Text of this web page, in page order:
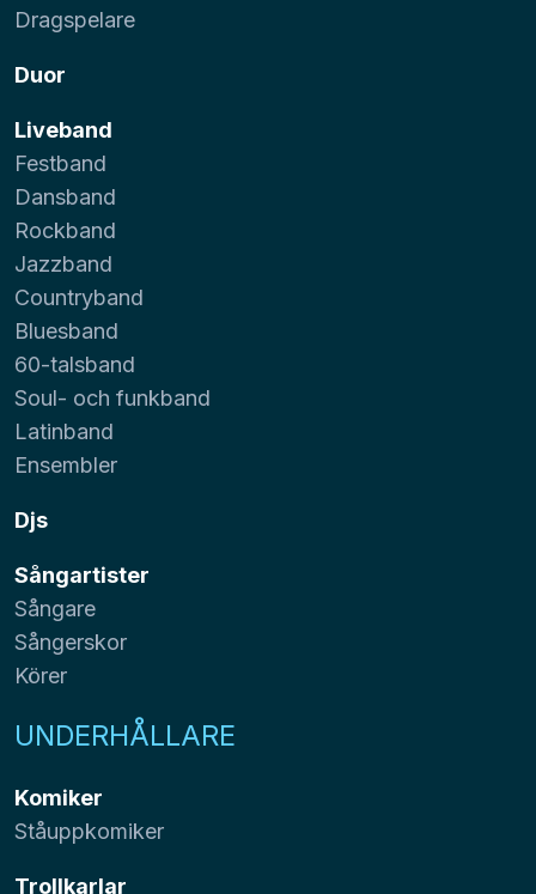
Dragspelare
Duor
Liveband
Festband
Dansband
Rockband
Jazzband
Countryband
Bluesband
60-talsband
Soul- och funkband
Latinband
Ensembler
Djs
Sångartister
Sångare
Sångerskor
Körer
UNDERHÅLLARE
Komiker
Ståuppkomiker
Trollkarlar